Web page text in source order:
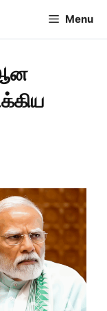
Menu